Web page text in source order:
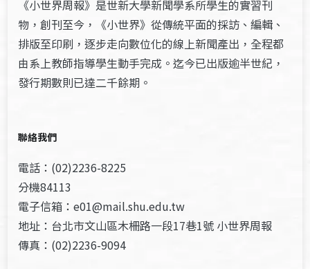
《小世界周報》是世新大學新聞學系所學生的實習刊
物，創刊至今，《小世界》從傳統平面的採訪、編輯、
排版至印刷，逐步走向數位化的線上新聞產出，全程都
由系上教師指導學生動手完成。迄今已出版逾半世紀，
發行期數則已達二千餘期。
聯絡我們
電話：(02)2236-8225
分機84113
電子信箱：e01@mail.shu.edu.tw
地址：台北市文山區木柵路一段17巷1號 小世界周報
傳真：(02)2236-9094